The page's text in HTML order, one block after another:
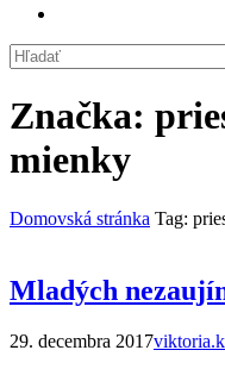
Značka:
mienky
Domovská stránka Tag:
Mladých
29. decembra 2017